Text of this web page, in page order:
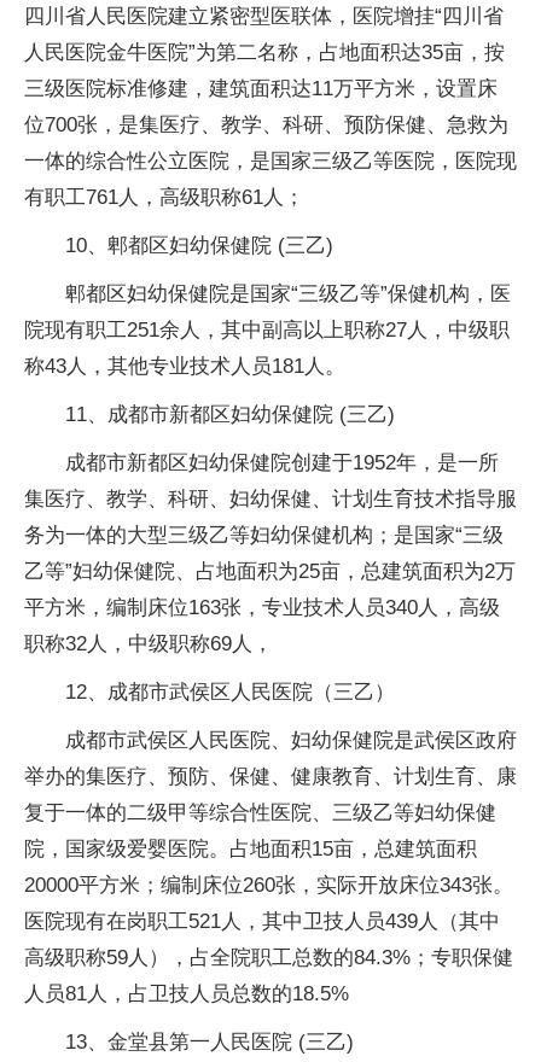
四川省人民医院建立紧密型医联体，医院增挂“四川省
人民医院金牛医院”为第二名称，占地面积达35亩，按
三级医院标准修建，建筑面积达11万平方米，设置床
位700张，是集医疗、教学、科研、预防保健、急救为
一体的综合性公立医院，是国家三级乙等医院，医院现
有职工761人，高级职称61人；
10、郫都区妇幼保健院 (三乙)
郫都区妇幼保健院是国家“三级乙等”保健机构，医
院现有职工251余人，其中副高以上职称27人，中级职
称43人，其他专业技术人员181人。
11、成都市新都区妇幼保健院 (三乙)
成都市新都区妇幼保健院创建于1952年，是一所
集医疗、教学、科研、妇幼保健、计划生育技术指导服
务为一体的大型三级乙等妇幼保健机构；是国家“三级
乙等”妇幼保健院、占地面积为25亩，总建筑面积为2万
平方米，编制床位163张，专业技术人员340人，高级
职称32人，中级职称69人，
12、成都市武侯区人民医院（三乙）
成都市武侯区人民医院、妇幼保健院是武侯区政府
举办的集医疗、预防、保健、健康教育、计划生育、康
复于一体的二级甲等综合性医院、三级乙等妇幼保健
院，国家级爱婴医院。占地面积15亩，总建筑面积
20000平方米；编制床位260张，实际开放床位343张。
医院现有在岗职工521人，其中卫技人员439人（其中
高级职称59人），占全院职工总数的84.3%；专职保健
人员81人，占卫技人员总数的18.5%
13、金堂县第一人民医院 (三乙)